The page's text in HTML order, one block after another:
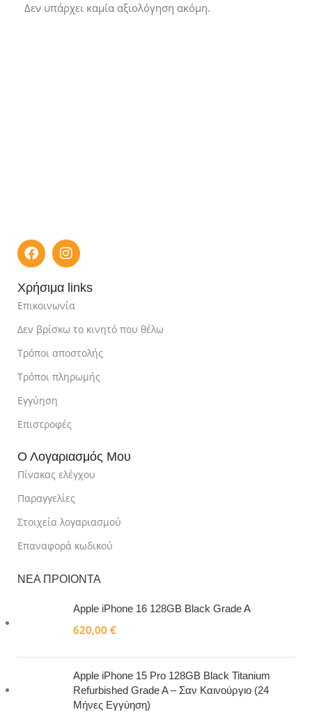
Δεν υπάρχει καμία αξιολόγηση ακόμη.
Χρήσιμα links
Επικοινωνία
Δεν βρίσκω το κινητό που θέλω
Τρόποι αποστολής
Τρόποι πληρωμής
Εγγύηση
Επιστροφές
Ο Λογαριασμός Μου
Πίνακας ελέγχου
Παραγγελίες
Στοιχεία λογαριασμού
Επαναφορά κωδικού
ΝΕΑ ΠΡΟΙΟΝΤΑ
Apple iPhone 16 128GB Black Grade A
620,00 €
Apple iPhone 15 Pro 128GB Black Titanium
Refurbished Grade A – Σαν Καινούργιο (24
Μήνες Εγγύηση)